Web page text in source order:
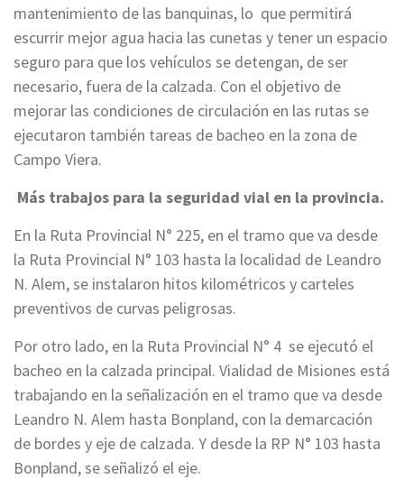
mantenimiento de las banquinas, lo que permitirá
escurrir mejor agua hacia las cunetas y tener un espacio
seguro para que los vehículos se detengan, de ser
necesario, fuera de la calzada. Con el objetivo de
mejorar las condiciones de circulación en las rutas se
ejecutaron también tareas de bacheo en la zona de
Campo Viera.
Más trabajos para la seguridad vial en la provincia.
En la Ruta Provincial N° 225, en el tramo que va desde
la Ruta Provincial N° 103 hasta la localidad de Leandro
N. Alem, se instalaron hitos kilométricos y carteles
preventivos de curvas peligrosas.
Por otro lado, en la Ruta Provincial N° 4 se ejecutó el
bacheo en la calzada principal. Vialidad de Misiones está
trabajando en la señalización en el tramo que va desde
Leandro N. Alem hasta Bonpland, con la demarcación
de bordes y eje de calzada. Y desde la RP N° 103 hasta
Bonpland, se señalizó el eje.